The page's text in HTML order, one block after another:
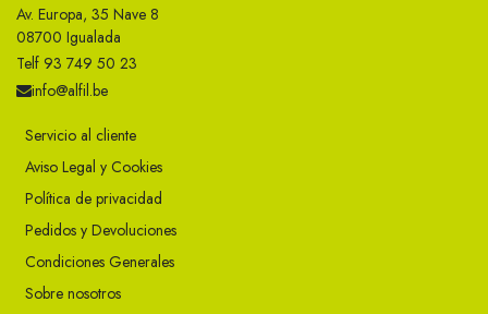
Av. Europa, 35 Nave 8
08700 Igualada
Telf 93 749 50 23
info@alfil.be
Servicio al cliente
Aviso Legal y Cookies
Política de privacidad
Pedidos y Devoluciones
Condiciones Generales
Sobre nosotros